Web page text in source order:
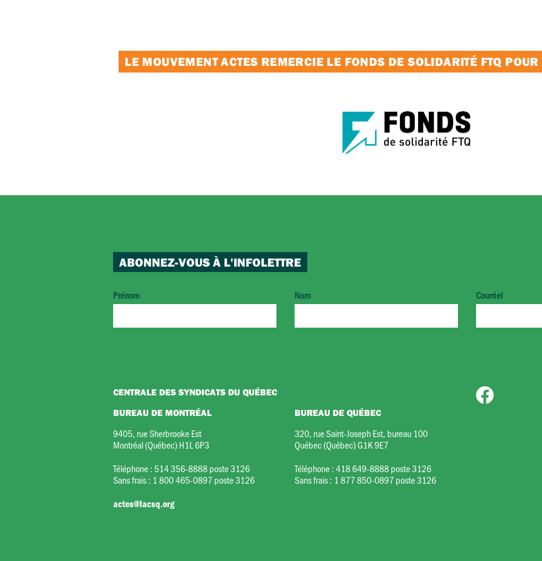
LE MOUVEMENT ACTES REMERCIE LE FONDS DE SOLIDARITÉ FTQ
ABONNEZ-VOUS À L'INFOLETTRE
Prénom Nom Courriel
CENTRALE DES SYNDICATS DU QUÉBEC
BUREAU DE MONTRÉAL
9405, rue Sherbrooke Est
Montréal (Québec) H1L 6P3
Téléphone : 514 356-8888 poste 3126
Sans frais : 1 800 465-0897 poste 3126
BUREAU DE QUÉBEC
320, rue Saint-Joseph Est, bureau 100
Québec (Québec) G1K 9E7
Téléphone :418 649-8888 poste 3126
Sans frais : 1 877 850-0897 poste 3126
actes@lacsq.org